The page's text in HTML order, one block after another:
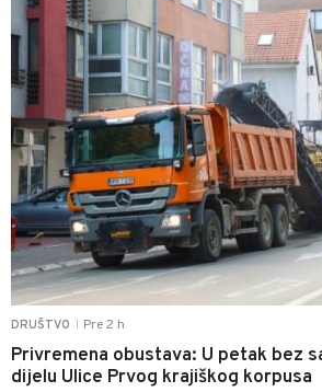
DRUŠTVO Pre 2 h
Privremena obustava: U petak bez
dijelu Ulice Prvog krajiškog korpusa